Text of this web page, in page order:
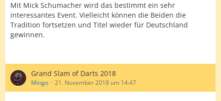
Mit Mick Schumacher wird das bestimmt ein sehr
interessantes Event. Vielleicht können die Beiden die
Tradition fortsetzen und Titel wieder für Deutschland
gewinnen.
Grand Slam of Darts 2018
Mingo 21. November 2018 um 14:47